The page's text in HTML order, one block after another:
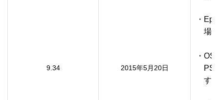
9.34 2015年5月20日
・
場合
・
PSD
する